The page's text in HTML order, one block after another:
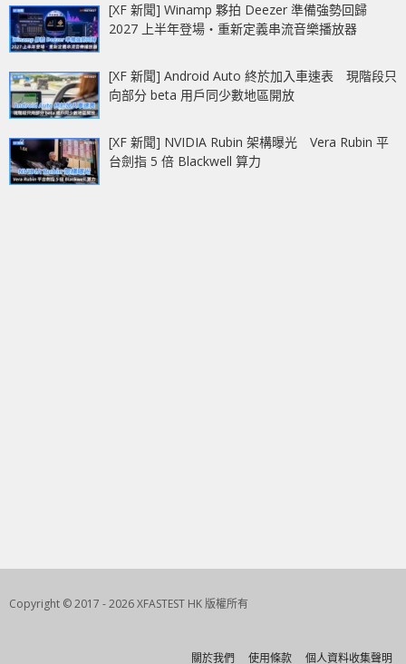
[XF 新聞] Winamp 夥拍 Deezer 準備強勢回歸
2027 上半年登場‧重新定義串流音樂播放器
[XF 新聞] Android Auto 終於加入車速表 現階段只
向部分 beta 用戶同少數地區開放
[XF 新聞] NVIDIA Rubin 架構曝光 Vera Rubin 平
台劍指 5 倍 Blackwell 算力
Copyright © 2017 - 2026 XFASTEST HK 版權所有
關於我們 使用條款 個人資料收集聲明